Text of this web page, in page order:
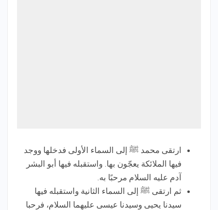
ارتقى محمد ﷺ إلى السماء الأولى فدخلها ووجد
فيها الملائكة يعجّون بها. واستقبله فيها أبو البشر
آدم عليه السلام مرحبًا به.
ثم ارتقى ﷺ إلى السماء الثانية واستقبله فيها
سيدنا يحيى وسيدنا عيسى عليهما السلام، فرحبا